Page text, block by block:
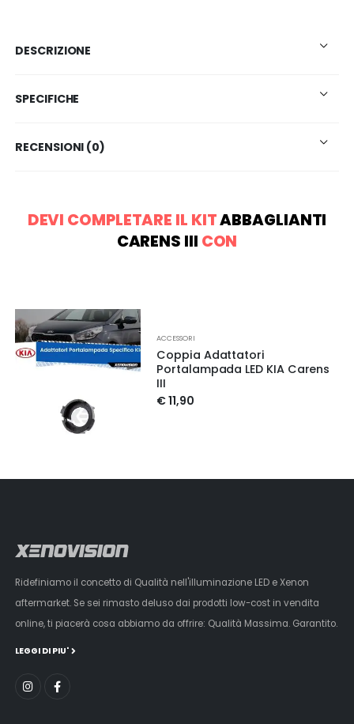
DESCRIZIONE
SPECIFICHE
RECENSIONI (0)
DEVI COMPLETARE IL KITABBAGLIANTI
CARENS III CON
ACCESSORI
Coppia Adattatori
Portalampada LED KIA Carens
III
€ 11,90
Ridefiniamo il concetto di Qualità nell'illuminazione LED e Xenon
aftermarket. Se sei rimasto deluso dai prodotti low-cost in vendita
online, ti piacerà cosa abbiamo da offrire: Qualità Massima. Garantito.
LEGGI DI PIU'